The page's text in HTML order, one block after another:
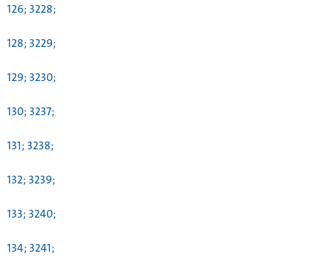
126; 3228;
128; 3229;
129; 3230;
130; 3237;
131; 3238;
132; 3239;
133; 3240;
134; 3241;